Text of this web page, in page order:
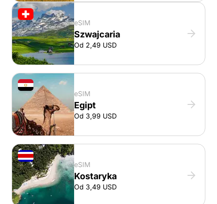
eSIM
Szwajcaria
Od 2,49 USD
eSIM
Egipt
Od 3,99 USD
eSIM
Kostaryka
Od 3,49 USD